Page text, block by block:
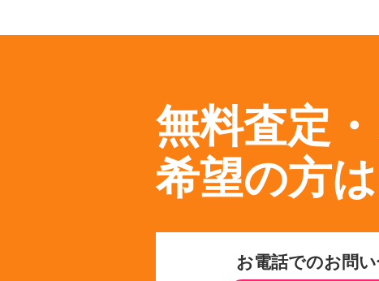
無料査定
希望の方
お電話でのお問い